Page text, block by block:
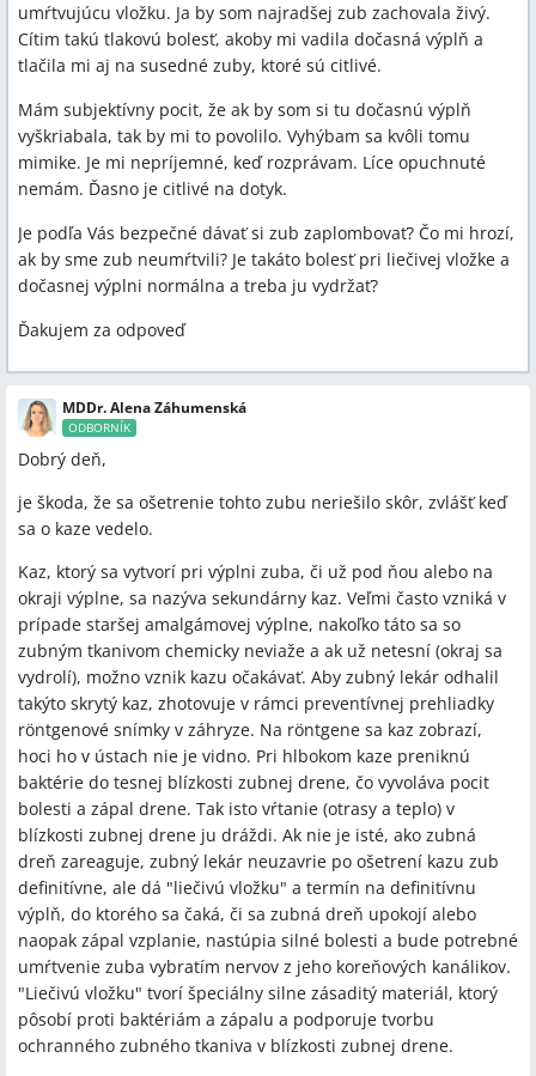
umŕtvujúcu vložku. Ja by som najradšej zub zachovala živý.
Cítim takú tlakovú bolesť, akoby mi vadila dočasná výplň a
tlačila mi aj na susedné zuby, ktoré sú citlivé.
Mám subjektívny pocit, že ak by som si tu dočasnú výplň
vyškriabala, tak by mi to povolilo. Vyhýbam sa kvôli tomu
mimike. Je mi nepríjemné, keď rozprávam. Líce opuchnuté
nemám. Ďasno je citlivé na dotyk.
Je podľa Vás bezpečné dávať si zub zaplombovať? Čo mi hrozí,
ak by sme zub neumŕtvili? Je takáto bolesť pri liečivej vložke a
dočasnej výplni normálna a treba ju vydržať?
Ďakujem za odpoveď
MDDr. Alena Záhumenská
ODBORNÍK
Dobrý deň,
je škoda, že sa ošetrenie tohto zubu neriešilo skôr, zvlášť keď
sa o kaze vedelo.
Kaz, ktorý sa vytvorí pri výplni zuba, či už pod ňou alebo na
okraji výplne, sa nazýva sekundárny kaz. Veľmi často vzniká v
prípade staršej amalgámovej výplne, nakoľko táto sa so
zubným tkanivom chemicky neviaže a ak už netesní (okraj sa
vydrolí), možno vznik kazu očakávať. Aby zubný lekár odhalil
takýto skrytý kaz, zhotovuje v rámci preventívnej prehliadky
röntgenové snímky v záhryze. Na röntgene sa kaz zobrazí,
hoci ho v ústach nie je vidno. Pri hlbokom kaze preniknú
baktérie do tesnej blízkosti zubnej drene, čo vyvoláva pocit
bolesti a zápal drene. Tak isto vŕtanie (otrasy a teplo) v
blízkosti zubnej drene ju dráždi. Ak nie je isté, ako zubná
dreň zareaguje, zubný lekár neuzavrie po ošetrení kazu zub
definitívne, ale dá "liečivú vložku" a termín na definitívnu
výplň, do ktorého sa čaká, či sa zubná dreň upokojí alebo
naopak zápal vzplanie, nastúpia silné bolesti a bude potrebné
umŕtvenie zuba vybratím nervov z jeho koreňových kanálikov.
"Liečivú vložku" tvorí špeciálny silne zásaditý materiál, ktorý
pôsobí proti baktériám a zápalu a podporuje tvorbu
ochranného zubného tkaniva v blízkosti zubnej drene.